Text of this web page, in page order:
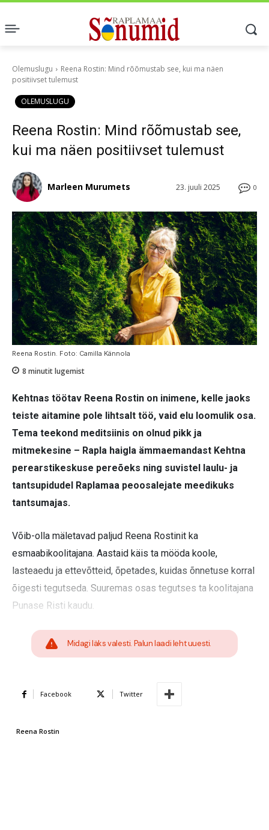
Olemuslugu
Reena Rostin: Mind rõõmustab see, kui ma näen
positiivset tulemust
OLEMUSLUGU
Reena Rostin: Mind rõõmustab see,
kui ma näen positiivset tulemust
0
23. juuli 2025
Marleen Murumets
Reena Rostin. Foto: Camilla Kännola
8 minutit lugemist
Kehtnas töötav Reena Rostin on inimene, kelle jaoks
teiste aitamine pole lihtsalt töö, vaid elu loomulik osa.
Tema teekond meditsiinis on olnud pikk ja
mitmekesine – Rapla haigla ämmaemandast Kehtna
perearstikeskuse pereõeks ning suvistel laulu- ja
tantsupidudel Raplamaa peoosalejate meedikuks
tantsumajas.
Võib-olla mäletavad paljud Reena Rostinit ka
esmaabikoolitajana. Aastaid käis ta mööda koole,
lasteaedu ja ettevõtteid, õpetades, kuidas õnnetuse korral
õigesti tegutseda. Suuremas osas tegutses ta koolitajana
Punase Risti kaudu.
Midagi läks valesti. Palun laadi leht uuesti.
Facebook Twitter
Reena Rostin